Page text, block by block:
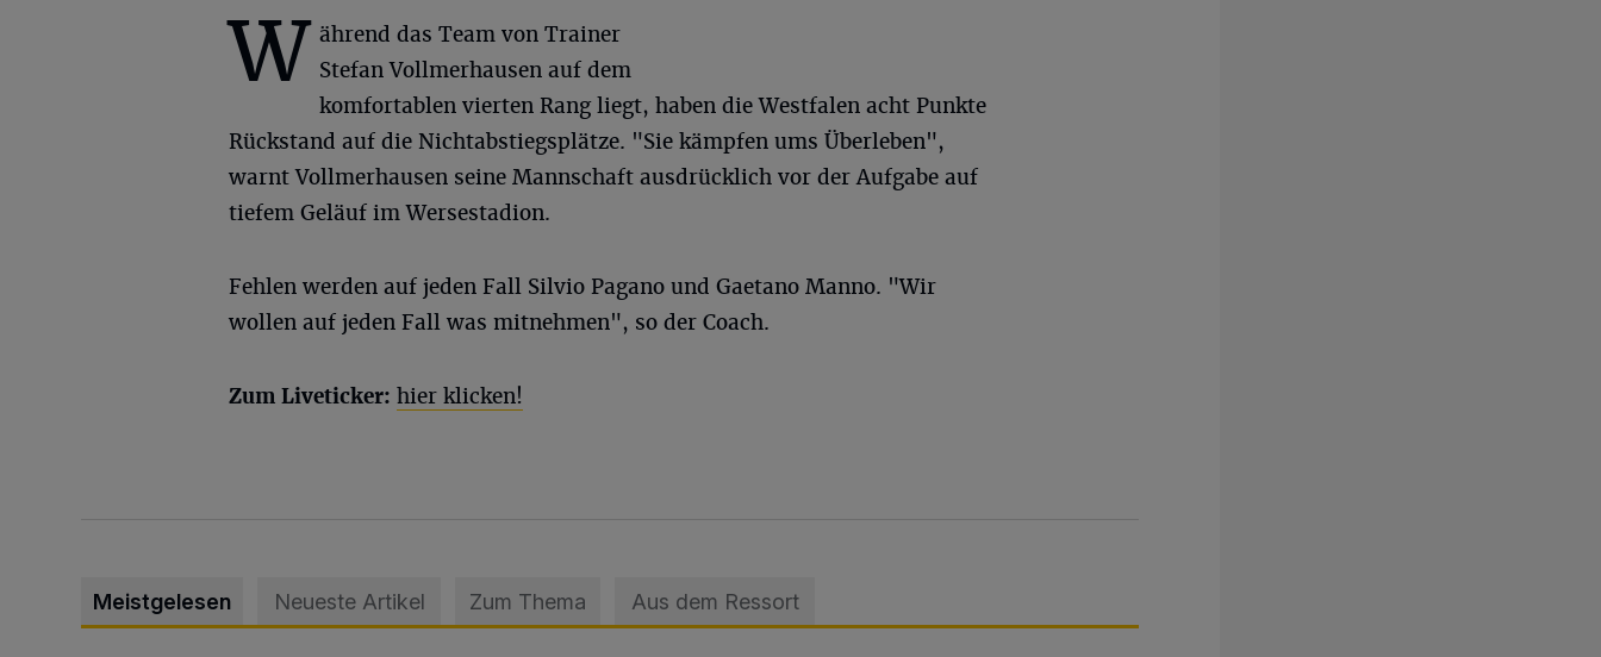
W ährend das Team von Trainer
Stefan Vollmerhausen auf dem
komfortablen vierten Rang liegt, haben die Westfalen acht Punkte
Rückstand auf die Nichtabstiegsplätze. "Sie kämpfen ums Überleben",
warnt Vollmerhausen seine Mannschaft ausdrücklich vor der Aufgabe auf
tiefem Geläuf im Wersestadion.
Fehlen werden auf jeden Fall Silvio Pagano und Gaetano Manno. "Wir
wollen auf jeden Fall was mitnehmen", so der Coach.
Zum Liveticker: hier klicken!
Meistgelesen Neueste Artikel Zum Thema Aus dem Ressort